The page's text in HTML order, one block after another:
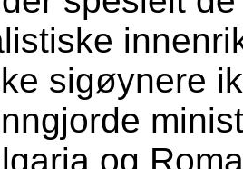
sigøynere
og